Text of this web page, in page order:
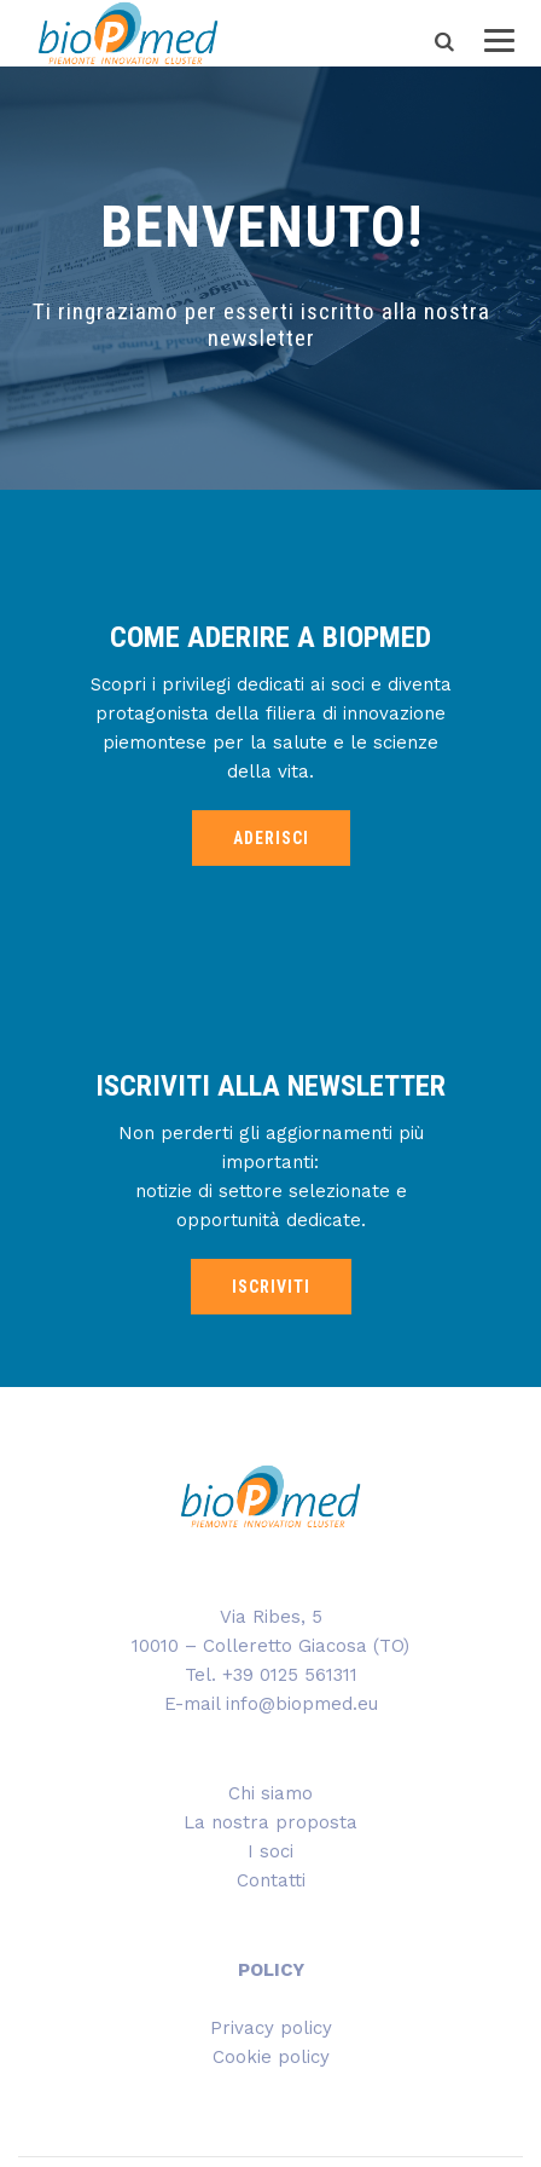
BENVENUTO!
Ti ringraziamo per esserti iscritto alla nostra
newsletter
COME ADERIRE A BIOPMED
Scopri i privilegi dedicati ai soci e diventa
protagonista della filiera di innovazione
piemontese per la salute e le scienze
della vita.
ADERISCI
ISCRIVITI ALLA NEWSLETTER
Non perderti gli aggiornamenti più
importanti:
notizie di settore selezionate e
opportunità dedicate.
ISCRIVITI
Via Ribes, 5
10010 – Colleretto Giacosa (TO)
Tel. +39 0125 561311
E-mail info@biopmed.eu
Chi siamo
La nostra proposta
I soci
Contatti
POLICY
Privacy policy
Cookie policy